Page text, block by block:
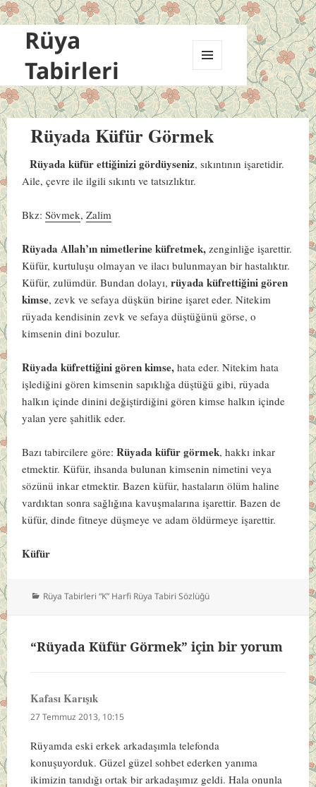
Rüya
Tabirleri
VE
BILEŞENLER
Rüyada Küfür Görmek
Rüyada küfür ettiğinizi gördüyseniz, sıkıntının işaretidir.
Aile, çevre ile ilgili sıkıntı ve tatsızlıktır.
Bkz:Sövmek,Zalim
Rüyada Allah’ın nimetlerine küfretmek, zenginliğe işarettir.
Küfür, kurtuluşu olmayan ve ilacı bulunmayan bir hastalıktır.
Küfür, zulümdür. Bundan dolayı,rüyada küfrettiğini gören
kimse, zevk ve sefaya düşkün birine işaret eder. Nitekim
rüyada kendisinin zevk ve sefaya düştüğünü görse, o
kimsenin dini bozulur.
Rüyada küfrettiğini gören kimse, hata eder. Nitekim hata
işlediğini gören kimsenin sapıklığa düştüğü gibi, rüyada
halkın içinde dinini değiştirdiğini gören kimse halkın içinde
yalan yere şahitlik eder.
Bazı tabircilere göre:Rüyada küfür görmek, hakkı inkar
etmektir. Küfür, ihsanda bulunan kimsenin nimetini veya
sözünü inkar etmektir. Bazen küfür, hastaların ölüm haline
vardıktan sonra sağlığına kavuşmalarına işarettir. Bazen de
küfür, dinde fitneye düşmeye ve adam öldürmeye işarettir.
Küfür
Kategoriler
Rüya Tabirleri “K” Harfi Rüya Tabiri Sözlüğü
“Rüyada Küfür Görmek” için bir yorum
Kafası Karışıkdedi
ki:
27 Temmuz 2013, 10:15
Rüyamda eski erkek arkadaşımla telefonda
konuşuyorduk. Güzel güzel sohbet ederken yanıma
ikimizin tanıdığı ortak bir arkadaşımız geldi. Hala onunla